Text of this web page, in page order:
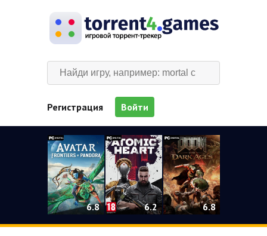
Регистрация Войти
6.8 6.2 6.8